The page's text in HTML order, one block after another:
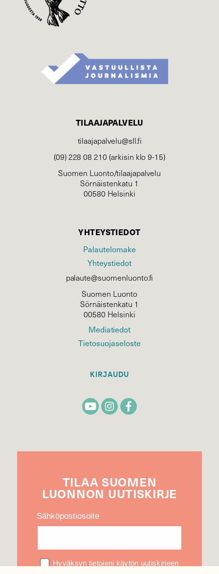
TILAAJAPALVELU
tilaajapalvelu@sll.fi
(09) 228 08 210 (arkisin klo 9-15)
Suomen Luonto/tilaajapalvelu
Sörnäistenkatu 1
00580 Helsinki
YHTEYSTIEDOT
Palautelomake
Yhteystiedot
palaute@suomenluonto.fi
Suomen Luonto
Sörnäistenkatu 1
00580 Helsinki
Mediatiedot
Tietosuojaseloste
KIRJAUDU
TILAA SUOMEN
LUONNON UUTIS­KIRJE
Sähköpostiosoite
Hyväksyn tietojeni käytön uutiskirjeen